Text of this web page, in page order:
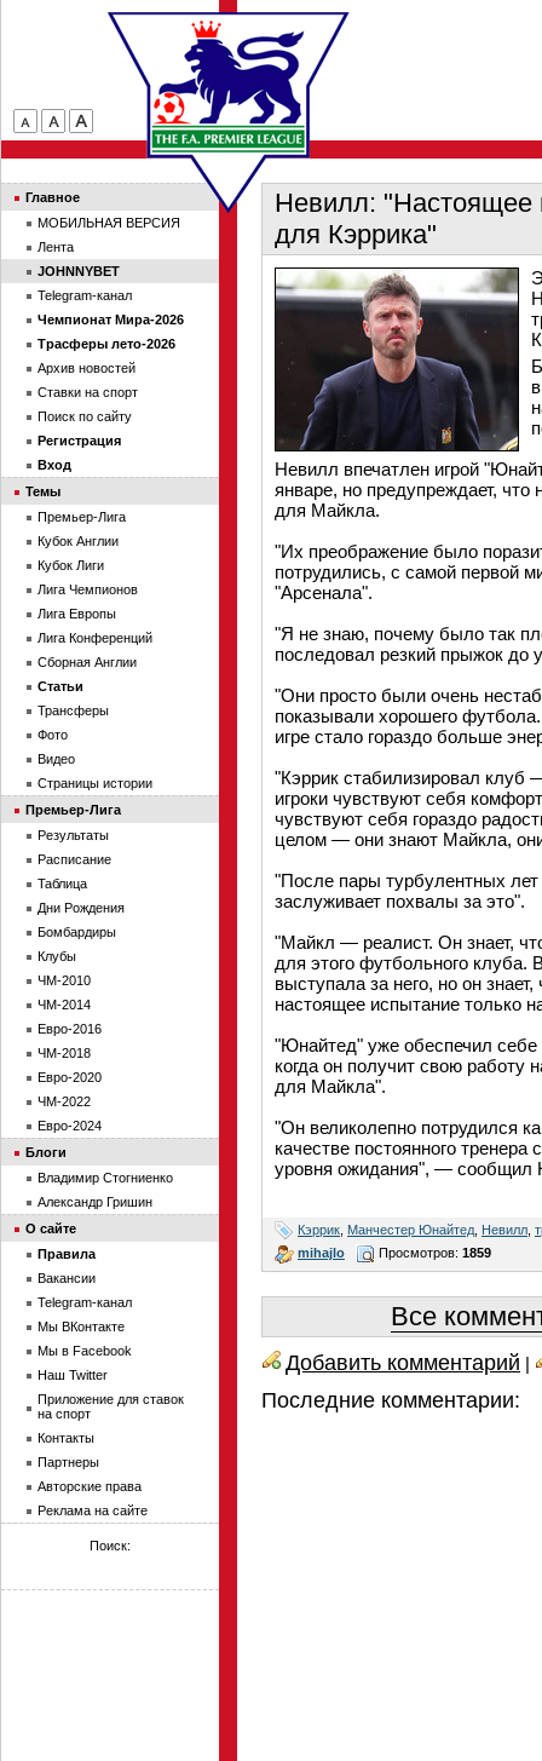
Невилл: "Настоящее
для Кэррика"
Невилл впечатлен игрой
январе, но предупреждает, что
для Майкла.
"Их преображение было
потрудились, с самой первой
"Арсенала".
"Я не знаю, почему было так
последовал резкий прыжок до
"Они просто были очень
показывали хорошего
игре стало гораздо больше
"Кэррик стабилизировал клуб
игроки чувствуют себя
чувствуют себя гораздо
целом — они знают Майкла,
"После пары турбулентных
заслуживает похвалы за это".
"Майкл — реалист. Он знает,
для этого футбольного
выступала за него, но он
настоящее испытание только
"Юнайтед" уже обеспечил себе
когда он получит свою работу
для Майкла".
"Он великолепно потрудился
качестве постоянного тренера
уровня ожидания", — сообщил
Кэррик Манчестер Юнайтед Невилл
mihajlo
Просмотров: 1859
Все
Добавить комментарий |
Последние комментарии:
Главное
МОБИЛЬНАЯ ВЕРСИЯ
Лента
JOHNNYBET
Telegram-канал
Чемпионат Мира-2026
Трасферы лето-2026
Архив новостей
Ставки на спорт
Поиск по сайту
Регистрация
Вход
Темы
Премьер-Лига
Кубок Англии
Кубок Лиги
Лига Чемпионов
Лига Европы
Лига Конференций
Сборная Англии
Статьи
Трансферы
Фото
Видео
Страницы истории
Премьер-Лига
Результаты
Расписание
Таблица
Дни Рождения
Бомбардиры
Клубы
ЧМ-2010
ЧМ-2014
Евро-2016
ЧМ-2018
Евро-2020
ЧМ-2022
Евро-2024
Блоги
Владимир Стогниенко
Александр Гришин
О сайте
Правила
Вакансии
Telegram-канал
Мы ВКонтакте
Мы в Facebook
Наш Twitter
Приложение для ставок
на спорт
Контакты
Партнеры
Авторские права
Реклама на сайте
Поиск: